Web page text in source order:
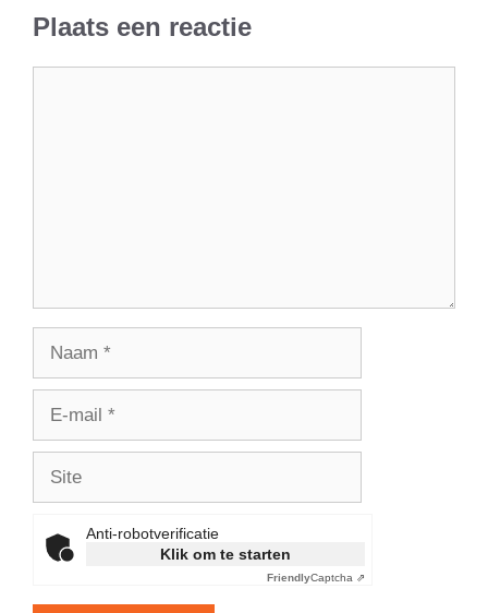
Plaats een reactie
Anti-robotverificatie
Klik om te starten
FriendlyCaptcha ⇗